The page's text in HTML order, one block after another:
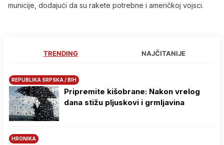
municije, dodajući da su rakete potrebne i američkoj vojsci.
TRENDING NAJČITANIJE
REPUBLIKA SRPSKA / BIH
Pripremite kišobrane: Nakon vrelog
dana stižu pljuskovi i grmljavina
HRONIKA